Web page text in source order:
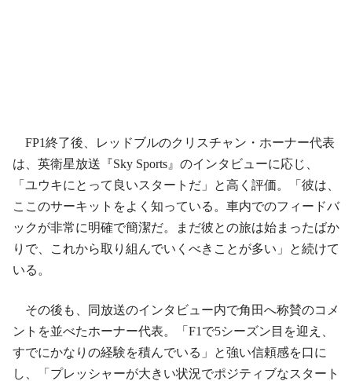
FP1終了後、レッドブルのクリスチャン・ホーナー代表
は、英衛星放送『Sky Sports』のインタビューに応じ、
「ユウキにとって良いスタートだ」と高く評価。「彼は、
ここのサーキットをよく知っている。車内でのフィードバ
ックが非常に明確で簡潔だ。まだ彼との旅は始まったばか
りで、これから取り組んでいくべきことが多い」と続けて
いる。
その後も、同放送のインタビュー内で角田へ称賛のコメ
ントを並べたホーナー代表。「F1で5シーズン目を迎え、
すでにかなりの経験を積んでいる」と強い信頼感を口に
し、「プレッシャーが大きい状況でポジティブなスタート